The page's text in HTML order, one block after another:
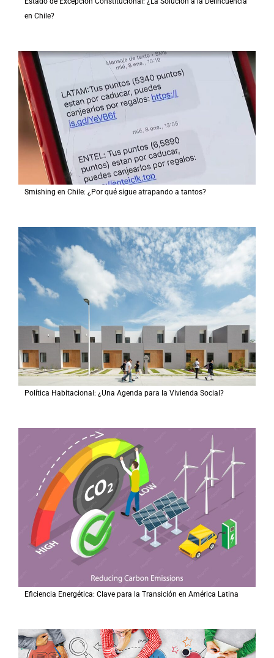
en Chile?
Smishing en Chile: ¿Por qué sigue atrapando a tantos?
Política Habitacional: ¿Una Agenda para la Vivienda Social?
Eficiencia Energética: Clave para la Transición en América Latina